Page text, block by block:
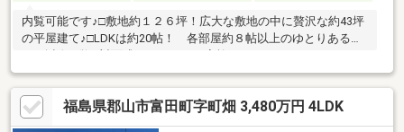
内覧可能です♪□敷地約１２６坪！広大な敷地の中に贅沢な約43坪
の平屋建て♪□LDKは約20帖！ 各部屋約８帖以上のゆとりある広
さ□会話が弾む対面式キッチンでご家族とのコミュニケーション
◎□各部屋収納＋ウォークインクローゼットで十分な収納スペー
ス□南庭や６帖の小屋付き♪ 家庭菜園やガーデニングなども楽し
めます♪□南側にはすぐ隣に公園♪□バス停徒歩１分、４号線へのア
クセス良好♪ 通勤や通学にも便利な立地です♪お家探しはハウス
福島県郡山市富田町字町畑 3,480万円 4LDK